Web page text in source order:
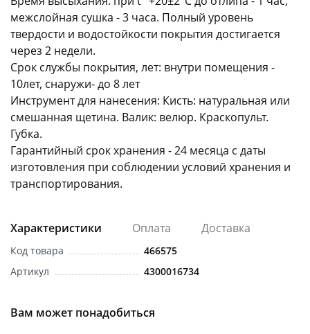
межслойная сушка - 3 часа. Полный уровень
твердости и водостойкости покрытия достигается
через 2 недели.
Срок службы покрытия, лет: внутри помещения -
10лет, снаружи- до 8 лет
Инструмент для нанесения: Кисть: натуральная или
смешанная щетина. Валик: велюр. Краскопульт.
Губка.
Гарантийный срок хранения - 24 месяца с даты
изготовления при соблюдении условий хранения и
транспортирования.
Характеристики Оплата Доставка
Код товара
466575
Артикул
4300016734
Вам может понадобиться